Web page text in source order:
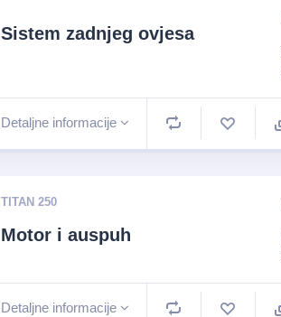
Sistem zadnjeg ovjesa
Detaljne informacije
TITAN 250
Motor i auspuh
Detaljne informacije